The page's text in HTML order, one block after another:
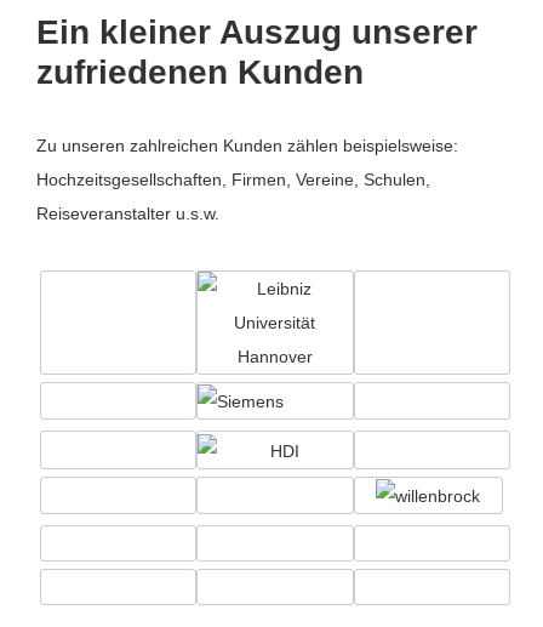
Ein kleiner Auszug unserer
zufriedenen Kunden
Zu unseren zahlreichen Kunden zählen beispielsweise:
Hochzeitsgesellschaften, Firmen, Vereine, Schulen,
Reiseveranstalter u.s.w.